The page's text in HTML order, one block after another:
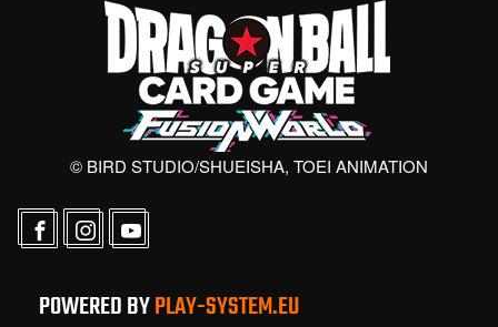
© BIRD STUDIO/SHUEISHA, TOEI ANIMATION
POWERED BYPLAY-SYSTEM.EU